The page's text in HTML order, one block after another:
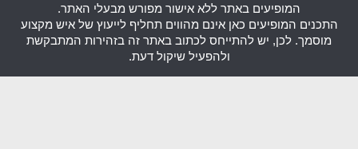
המופיעים באתר ללא אישור מפורש מבעלי האתר.
התכנים המופיעים כאן אינם מהווים תחליף לייעוץ של איש מקצוע
מוסמך. לכן, יש להתייחס לכתוב באתר זה בזהירות המתבקשת
ולהפעיל שיקול דעת.